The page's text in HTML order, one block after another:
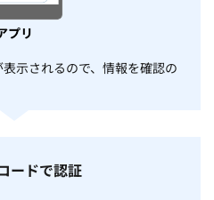
示されるので、情報を確認の
ードで認証